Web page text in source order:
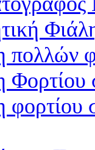
πολλών
Φορτίου
φορτίου